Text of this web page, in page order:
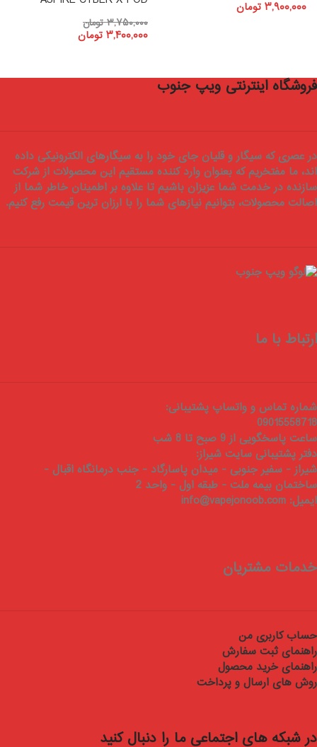
۳,۹۰۰,۰۰۰ تومان
۳,۷۵۰,۰۰۰ تومان
۳,۴۰۰,۰۰۰ تومان
فروشگاه اینترنتی ویپ جنوب
در عصری که سیگار و قلیان جای خود را به سیگارهای الکترونیکی داده
اند، ما مفتخریم که بعنوان وارد کننده مستقیماین محصولات از شرکت
سازنده در خدمت شما عزیزان باشیم تا علاوه بر اطمینان خاطر شما از
اصالت محصولات، بتوانیم نیازهای شما را با ارزان ترین قیمت رفع کنیم.
ارتباط با ما
شماره تماس و واتساپ پشتیبانی:
09015558718
ساعت پاسخگویی از 9 صبح تا 8 شب
دفتر پشتیبانی سایت شیراز:
شیراز - سفیر جنوبی - میدان پاسارگاد - جنب درمانگاه اقبال -
ساختمان بیمه ملت - طبقه اول - واحد 2
ایمیل:
خدمات مشتریان
حساب کاربری من
راهنمای ثبت سفارش
راهنمای خرید محصول
روش های ارسال و پرداخت
در شبکه های اجتماعی ما را دنبال کنید